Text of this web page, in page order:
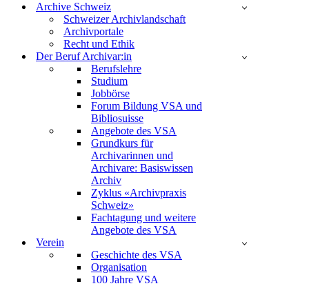
Archive Schweiz
Schweizer Archivlandschaft
Archivportale
Recht und Ethik
Der Beruf Archivar:in
Berufslehre
Studium
Jobbörse
Forum Bildung VSA und
Bibliosuisse
Angebote des VSA
Grundkurs für
Archivarinnen und
Archivare: Basiswissen
Archiv
Zyklus «Archivpraxis
Schweiz»
Fachtagung und weitere
Angebote des VSA
Verein
Geschichte des VSA
Organisation
100 Jahre VSA